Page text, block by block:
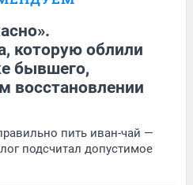
которую облили
бывшего,
восстановлении
пить иван-чай —
подсчитал допустимое